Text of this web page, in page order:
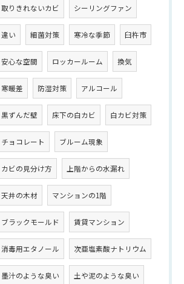
取りきれないカビ シーリングファン
違い 細菌対策 寒冷な季節 臼杵市
安心な空間 ロッカールーム 換気
寒暖差 防湿対策 アルコール
黒ずんだ壁 床下の白カビ 白カビ対策
チョコレート ブルーム現象
カビの見分け方 上階からの水漏れ
天井の木材 マンションの1階
ブラックモールド 賃貸マンション
消毒用エタノール 次亜塩素酸ナトリウム
墨汁のような臭い 土や泥のような臭い